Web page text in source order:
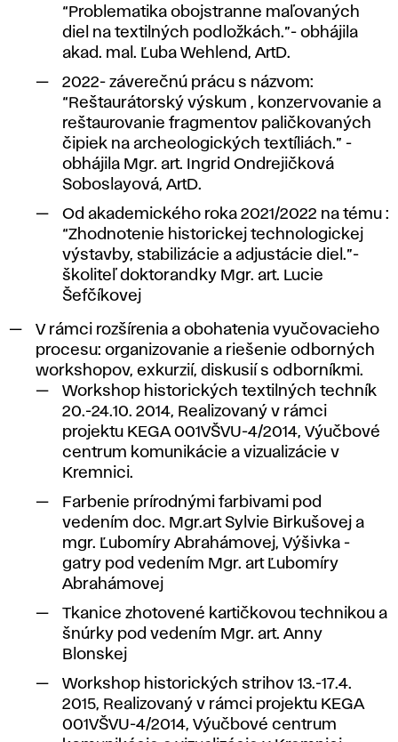
“Problematika obojstranne maľovaných
diel na textilných podložkách.”- obhájila
akad. mal. Ľuba Wehlend, ArtD.
2022- záverečnú prácu s názvom:
“Reštaurátorský výskum , konzervovanie a
reštaurovanie fragmentov paličkovaných
čipiek na archeologických textíliách.” -
obhájila Mgr. art. Ingrid Ondrejičková
Soboslayová, ArtD.
Od akademického roka 2021/2022 na tému :
“Zhodnotenie historickej technologickej
výstavby, stabilizácie a adjustácie diel.”-
školiteľ doktorandky Mgr. art. Lucie
Šefčíkovej
V rámci rozšírenia a obohatenia vyučovacieho
procesu: organizovanie a riešenie odborných
workshopov, exkurzií, diskusií s odborníkmi.
Workshop historických textilných techník
20.-24.10. 2014, Realizovaný v rámci
projektu KEGA 001VŠVU-4/2014, Výučbové
centrum komunikácie a vizualizácie v
Kremnici.
Farbenie prírodnými farbivami pod
vedením doc. Mgr.art Sylvie Birkušovej a
mgr. Ľubomíry Abrahámovej, Výšivka -
gatry pod vedením Mgr. art Ľubomíry
Abrahámovej
Tkanice zhotovené kartičkovou technikou a
šnúrky pod vedením Mgr. art. Anny
Blonskej
Workshop historických strihov 13.-17.4.
2015, Realizovaný v rámci projektu KEGA
001VŠVU-4/2014, Výučbové centrum